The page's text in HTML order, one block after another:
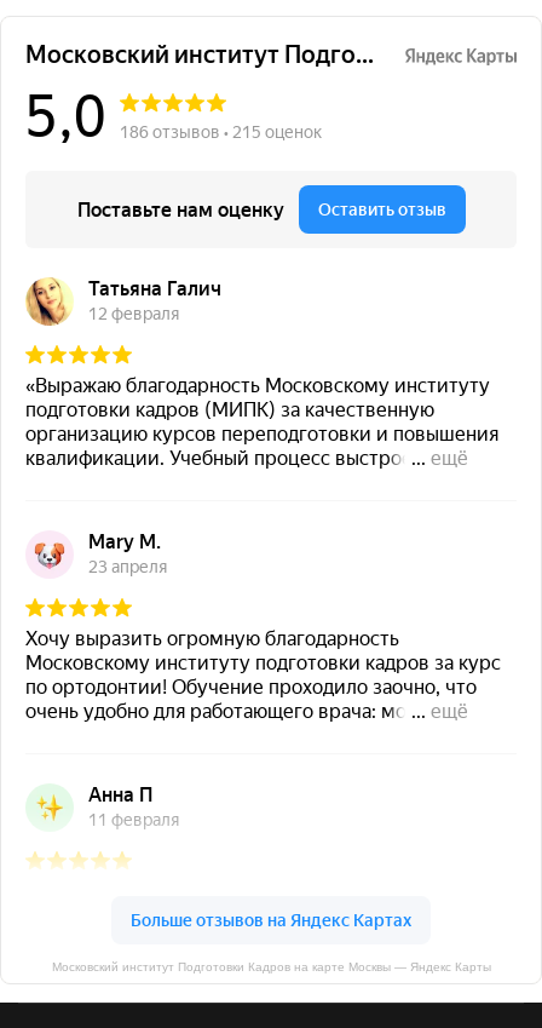
Московский институт Подготовки Кадров на карте Москвы — Яндекс Карты